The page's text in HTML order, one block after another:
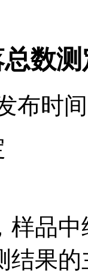
数
布时
样品
结果